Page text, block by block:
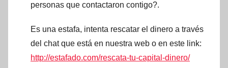
personas que contactaron contigo?.
Es una estafa, intenta rescatar el dinero a través
del chat que está en nuestra web o en este link:
http://estafado.com/rescata-tu-capital-dinero/